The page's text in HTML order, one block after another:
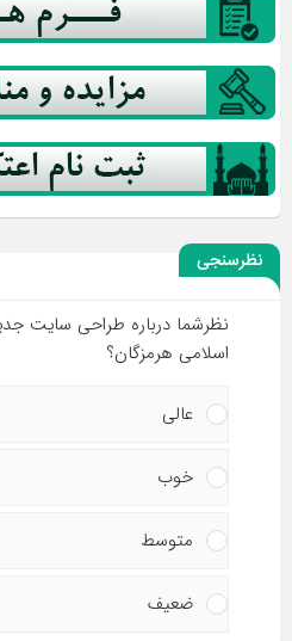
نظرسنجی
نظرشما درباره طراحی سایت
اسلامی هرمزگان؟
عالی
خوب
متوسط
ضعیف